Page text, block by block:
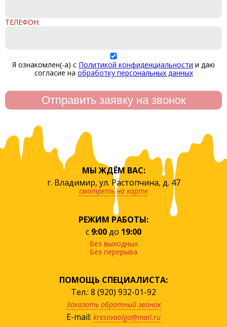
ТЕЛЕФОН:
Я ознакомлен(-а) с Политикой конфиденциальности и даю
согласие на обработку персональных данных
МЫ ЖДЁМ ВАС:
г. Владимир, ул. Растопчина, д. 47
смотреть на карте
РЕЖИМ РАБОТЫ:
с 9:00до 19:00
Без выходных
Без перерыва
ПОМОЩЬ СПЕЦИАЛИСТА:
Тел.: 8 (920) 932-01-92
Заказать обратный звонок
E-mail: kresovaolga@mail.ru